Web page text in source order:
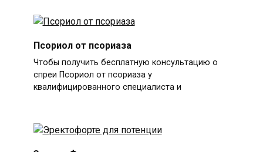
Псориол от псориаза
Чтобы получить бесплатную консультацию о
спреи Псориол от псориаза у
квалифицированного специалиста и